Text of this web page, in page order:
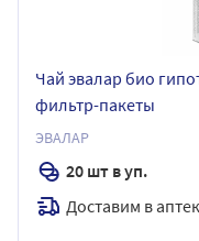
Чай эвалар био
фильтр-пакеты
ЭВАЛАР
20 шт в уп.
Доставим в